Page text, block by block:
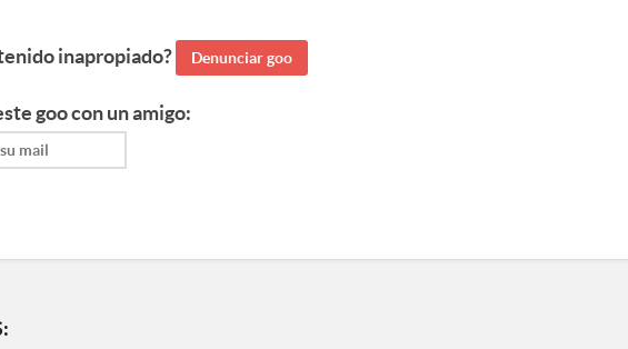
inapropiado?
goo con un amigo: